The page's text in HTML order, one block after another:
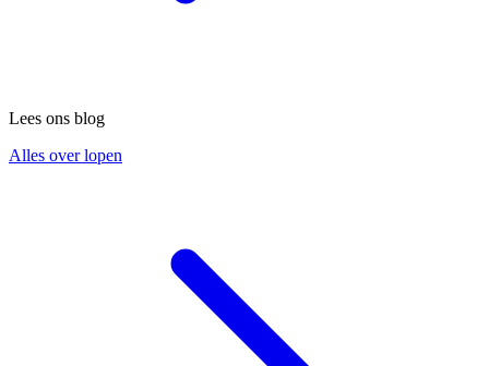
Lees ons blog
Alles over lopen